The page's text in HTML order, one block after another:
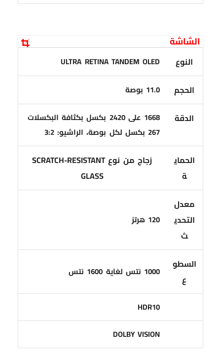
الشاشة
النوع ULTRA RETINA TANDEM OLED
الحجم 11.0 بوصة
الدقة
1668 على 2420 بكسل بكثافة البكسلات
267 بكسل لكل بوصة، الراشيو: 3:2
الحماي
ة
زجاج من نوع SCRATCH-RESISTANT
GLASS
معدل
التحدي
ث
120 هرتز
السطو
ع
1000 نتس لغاية 1600 نتس
HDR10
DOLBY VISION